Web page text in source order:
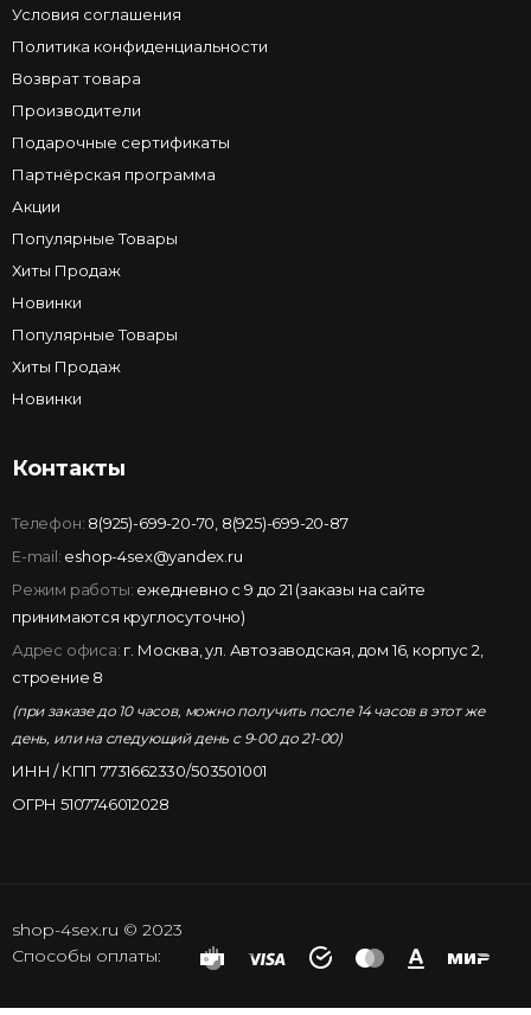
Условия соглашения
Политика конфиденциальности
Возврат товара
Производители
Подарочные сертификаты
Партнёрская программа
Акции
Популярные Товары
Хиты Продаж
Новинки
Популярные Товары
Хиты Продаж
Новинки
Контакты
Телефон: 8(925)-699-20-70 8(925)-699-20-87
E-mail: eshop-4sex@yandex.ru
Режим работы: ежедневно с 9 до 21 (заказы на сайте
принимаются круглосуточно)
Адрес офиса: г. Москва, ул. Автозаводская, дом 16, корпус 2,
строение 8
(при заказе до 10 часов, можно получить после 14 часов в этот же
день, или на следующий день с 9-00 до 21-00)
ИНН / КПП 7731662330/503501001
ОГРН 5107746012028
shop-4sex.ru © 2023
Способы оплаты: